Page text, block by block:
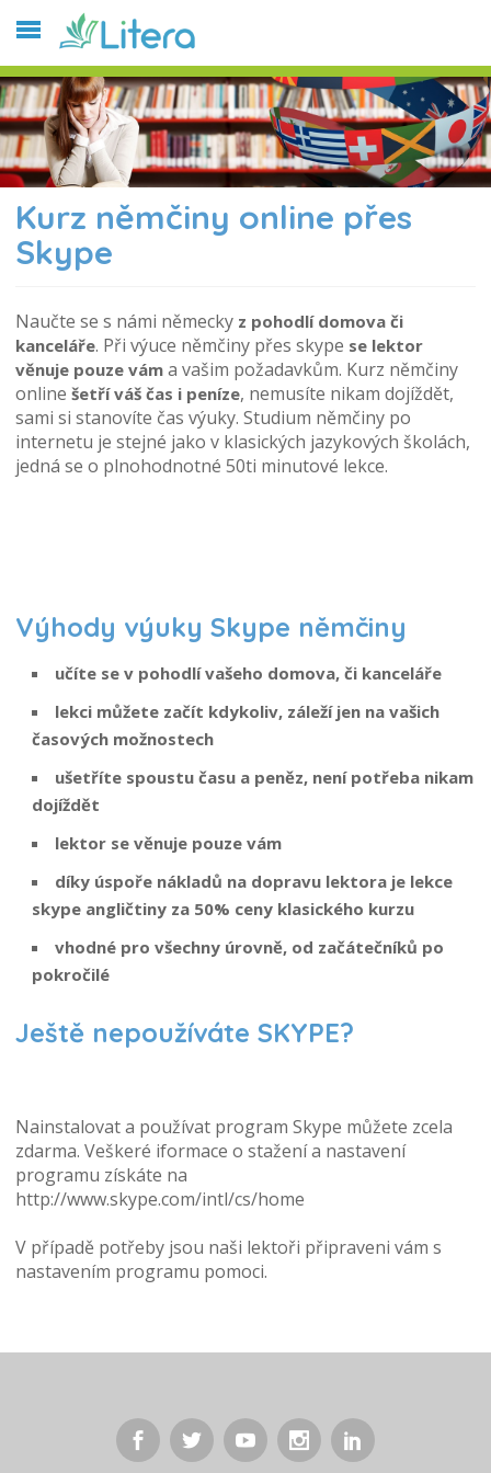
Kurz němčiny online přes
Skype
Naučte se s námi německyz pohodlí domova či
kanceláře. Při výuce němčiny přes skype se lektor
věnuje pouze vám a vašim požadavkům. Kurz němčiny
online šetří váš čas i peníze, nemusíte nikam dojíždět,
sami si stanovíte čas výuky. Studium němčiny po
internetu je stejné jako v klasických jazykových školách,
jedná se o plnohodnotné 50ti minutové lekce.
Výhody výuky Skype němčiny
učíte se v pohodlí vašeho domova, či kanceláře
lekci můžete začít kdykoliv, záleží jen na vašich
časových možnostech
ušetříte spoustu času a peněz, není potřeba nikam
dojíždět
lektor se věnuje pouze vám
díky úspoře nákladů na dopravu lektora je lekce
skype angličtiny za 50% ceny klasického kurzu
vhodné pro všechny úrovně, od začátečníků po
pokročilé
Ještě nepoužíváte SKYPE?
Nainstalovat a používat program Skype můžete zcela
zdarma. Veškeré iformace o stažení a nastavení
programu získáte na
http://www.skype.com/intl/cs/home
V případě potřeby jsou naši lektoři připraveni vám s
nastavením programu pomoci.
    